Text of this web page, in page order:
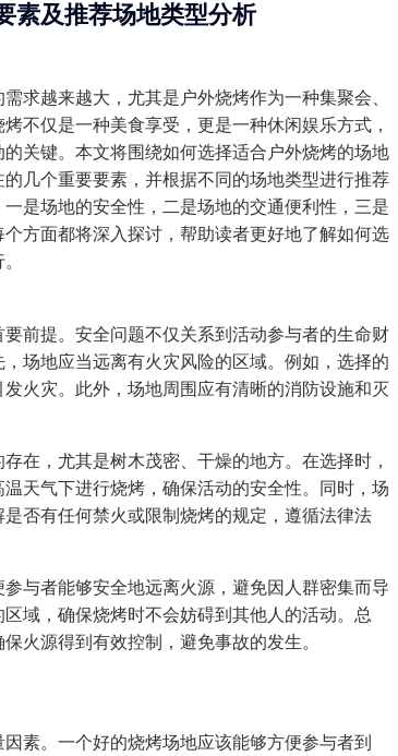
素及推荐场地类型分析
求越来越大，尤其是户外烧烤作为一种集聚会、
不仅是一种美食享受，更是一种休闲娱乐方式，
关键。本文将围绕如何选择适合户外烧烤的场地
几个重要要素，并根据不同的场地类型进行推荐
是场地的安全性，二是场地的交通便利性，三是
方面都将深入探讨，帮助读者更好地了解如何选
前提。安全问题不仅关系到活动参与者的生命财
场地应当远离有火灾风险的区域。例如，选择的
火灾。此外，场地周围应有清晰的消防设施和灭
在，尤其是树木茂密、干燥的地方。在选择时，
天气下进行烧烤，确保活动的安全性。同时，场
否有任何禁火或限制烧烤的规定，遵循法律法
与者能够安全地远离火源，避免因人群密集而导
域，确保烧烤时不会妨碍到其他人的活动。总
火源得到有效控制，避免事故的发生。
素。一个好的烧烤场地应该能够方便参与者到